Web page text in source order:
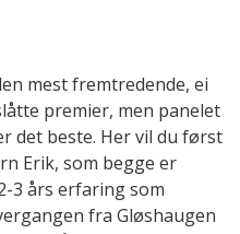
mest fremtredende, ei
premier, men panelet
det beste. Her vil du først
Erik, som begge er
3 års erfaring som
fra Gløshaugen